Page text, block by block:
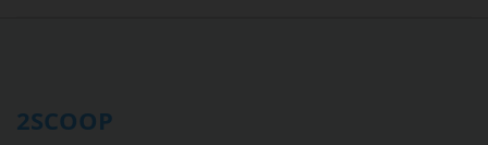
2SCOOP